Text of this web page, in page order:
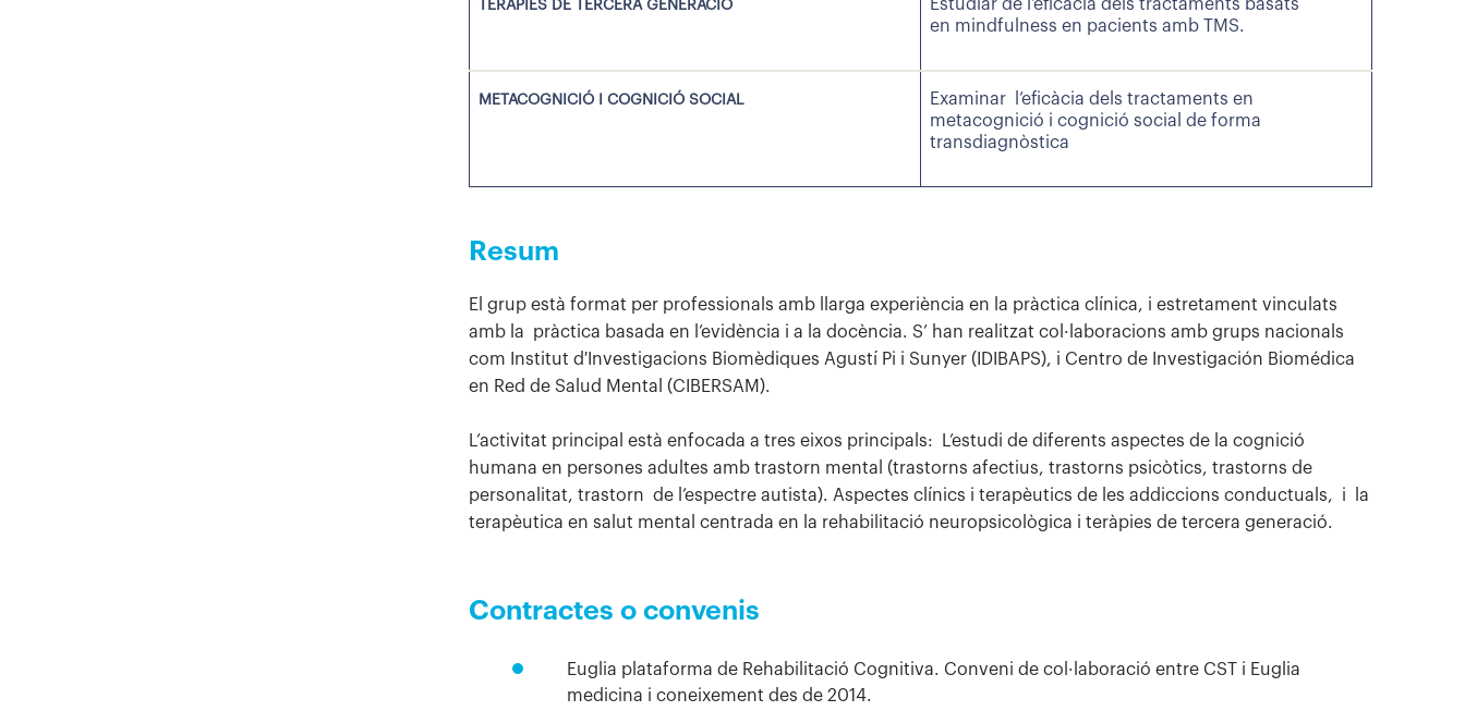
TERÀPIES DE TERCERA GENERACIÓ
Estudiar de l’eficàcia dels tractaments basats
en mindfulness en pacients amb TMS.
METACOGNICIÓ I COGNICIÓ SOCIAL
Examinar l’eficàcia dels tractaments en
metacognició i cognició social de forma
transdiagnòstica
Resum
El grup està format per professionals amb llarga experiència en la pràctica clínica, i estretament vinculats
amb la pràctica basada en l’evidència i a la docència. S’ han realitzat col·laboracions amb grups nacionals
com Institut d′Investigacions Biomèdiques Agustí Pi i Sunyer (IDIBAPS), i Centro de Investigación Biomédica
en Red de Salud Mental (CIBERSAM).
L’activitat principal està enfocada a tres eixos principals: L’estudi de diferents aspectes de la cognició
humana en persones adultes amb trastorn mental (trastorns afectius, trastorns psicòtics, trastorns de
personalitat, trastorn de l’espectre autista). Aspectes clínics i terapèutics de les addiccions conductuals, i la
terapèutica en salut mental centrada en la rehabilitació neuropsicològica i teràpies de tercera generació.
Contractes o convenis
Euglia plataforma de Rehabilitació Cognitiva. Conveni de col·laboració entre CST i Euglia
medicina i coneixement des de 2014.